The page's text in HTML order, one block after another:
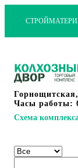
Часы работы:
Схема